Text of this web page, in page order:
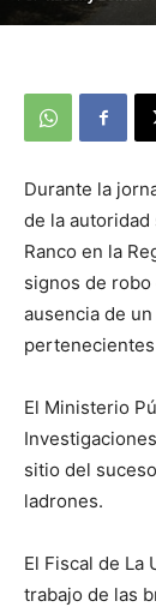
Durante la
de la autoridad
Ranco en la
signos de
ausencia de
El Ministerio
sitio del
ladrones.
El Fiscal de La
trabajo de las